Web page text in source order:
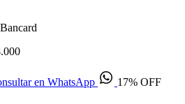
en WhatsApp 17% OFF